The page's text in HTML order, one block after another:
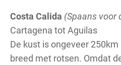
Costa Calida (Spaans voor
Cartagena tot Aguilas
De kust is ongeveer
breed met rotsen. Omdat